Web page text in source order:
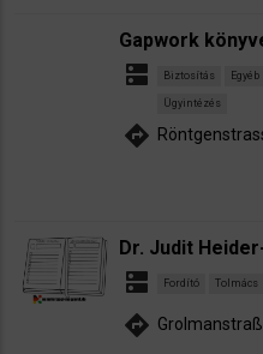
Gapwork
dns Biztosítás Egyéb
Ügyintézés
directions
Dr. Judit
dns Fordító Tolmács
directions